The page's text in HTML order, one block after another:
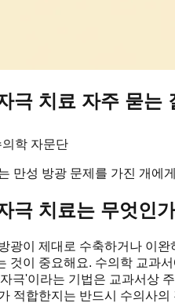
극 치료 자주 묻
학 자문단
만성 방광 문제를 가진 개에
극 치료는 무엇인
광이 제대로 수축하거나 이
것이 중요해요. 수의학 교과
극'이라는 기법은 교과서상
적합한지는 반드시 수의사